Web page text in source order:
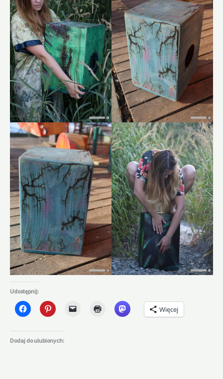
Udostępnij:
Więcej
Dodaj do ulubionych: